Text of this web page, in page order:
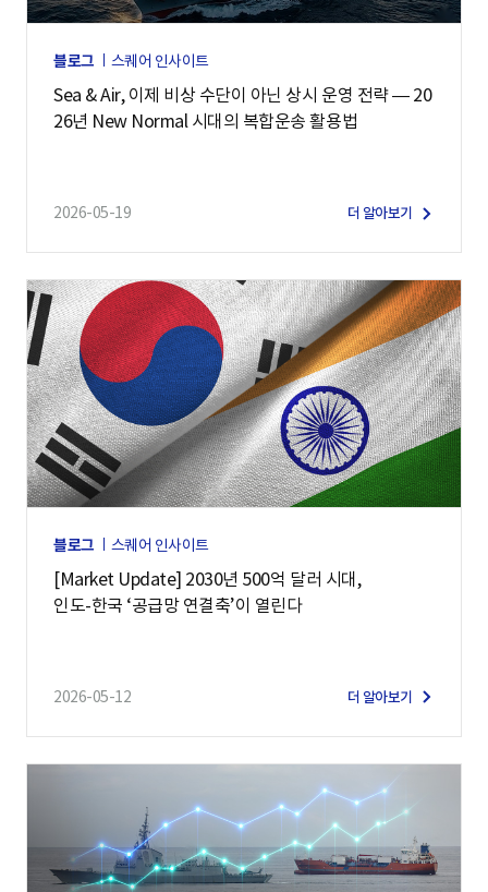
블로그 스퀘어 인사이트
Sea & Air, 이제 비상 수단이 아닌 상시 운영 전략 — 20
26년 New Normal 시대의 복합운송 활용법
2026-05-19 더 알아보기
블로그 스퀘어 인사이트
[Market Update] 2030년 500억 달러 시대,
인도-한국 ‘공급망 연결축’이 열린다
2026-05-12 더 알아보기